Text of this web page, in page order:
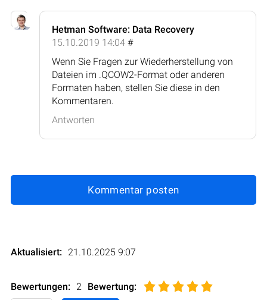
Hetman Software: Data Recovery
15.10.2019 14:04 #
Wenn Sie Fragen zur Wiederherstellung von
Dateien im .QCOW2-Format oder anderen
Formaten haben, stellen Sie diese in den
Kommentaren.
Antworten
Kommentar posten
Aktualisiert: 21.10.2025 9:07
Bewertungen: 2 Bewertung: